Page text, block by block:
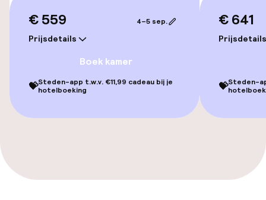
Lift
Kamers voor rokers beschikbaar
€ 559
Prijsdetails
4–5 sep.
Boek kamer
💝Steden-app t.w.v. €11,99 cadeau bij je
hotelboeking
€ 641
Prijsdetails
💝Steden-